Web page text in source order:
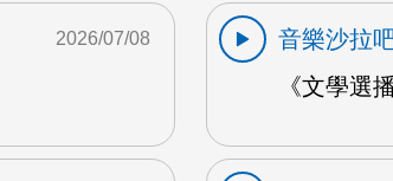
2026/07/08
音樂沙拉
《文學選